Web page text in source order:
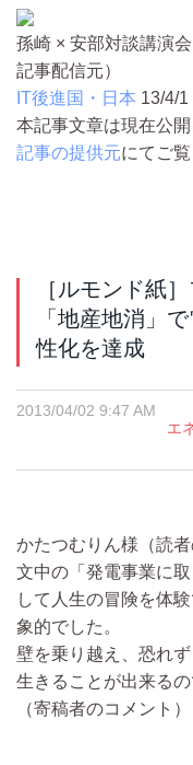
孫崎 × 安部対談講演
記事配信元）
IT後進国・日本 13/4/1
本記事文章は現在公
記事の提供元にてご覧
［ルモンド紙
「地産地消」
性化を達成
2013/04/02 9:47 AM
エ
かたつむりん様（読
文中の「発電事業に
して人生の冒険を体
象的でした。
壁を乗り越え、恐れ
生きることが出来るの
（寄稿者のコメント）